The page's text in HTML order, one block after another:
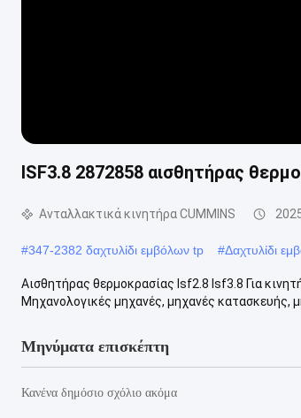
ISF3.8 2872858 αισθητήρας
Ανταλλακτικά κινητήρα CUMMINS
#347-2382 δαχτυλίδι εμβόλων tp #Δαχτυλίδι
Αισθητήρας θερμοκρασίας Isf2.8 Isf3.8 Για
Μηχανολογικές μηχανές, μηχανές κατασκευής,
Μηνύματα επισκέπτη
Κανένα δημόσιο σχόλιο ακόμα